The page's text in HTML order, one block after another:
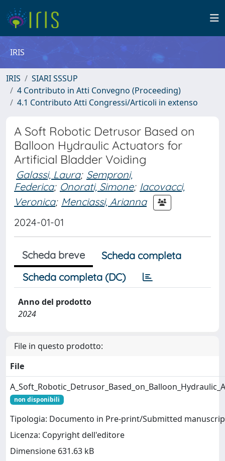
IRIS
IRIS
SIARI SSSUP
4 Contributo in Atti Convegno (Proceeding)
4.1 Contributo Atti Congressi/Articoli in extenso
A Soft Robotic Detrusor Based on
Balloon Hydraulic Actuators for
Artificial Bladder Voiding
Galassi, Laura; Semproni,
Federica; Onorati, Simone; Iacovacci,
Veronica; Menciassi, Arianna
2024-01-01
Scheda breve
Scheda completa
Scheda completa (DC)
Anno del prodotto
2024
File in questo prodotto:
File
non disponibili
Tipologia: Documento in Pre-print/Submitted
Licenza: Copyright dell'editore
Dimensione 631.63 kB